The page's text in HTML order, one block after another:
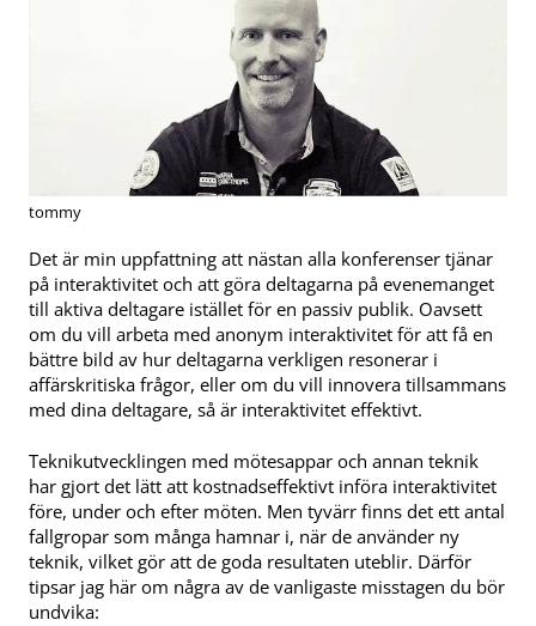
tommy
Det är min uppfattning att nästan alla konferenser tjänar
på interaktivitet och att göra deltagarna på evenemanget
till aktiva deltagare istället för en passiv publik. Oavsett
om du vill arbeta med anonym interaktivitet för att få en
bättre bild av hur deltagarna verkligen resonerar i
affärskritiska frågor, eller om du vill innovera tillsammans
med dina deltagare, så är interaktivitet effektivt.
Teknikutvecklingen med mötesappar och annan teknik
har gjort det lätt att kostnadseffektivt införa interaktivitet
före, under och efter möten. Men tyvärr finns det ett antal
fallgropar som många hamnar i, när de använder ny
teknik, vilket gör att de goda resultaten uteblir. Därför
tipsar jag här om några av de vanligaste misstagen du bör
undvika: